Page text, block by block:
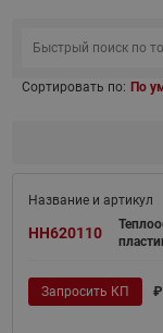
Сортировать по: По
HH620110
Запросить КП ₽